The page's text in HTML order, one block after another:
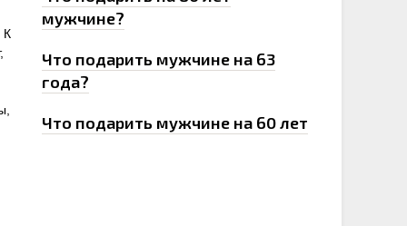
К
мужчине?
Что подарить мужчине на 63
года?
Что подарить мужчине на 60 лет